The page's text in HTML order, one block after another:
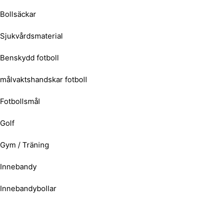
Bollsäckar
Sjukvårdsmaterial
Benskydd fotboll
målvaktshandskar fotboll
Fotbollsmål
Golf
Gym / Träning
Innebandy
Innebandybollar